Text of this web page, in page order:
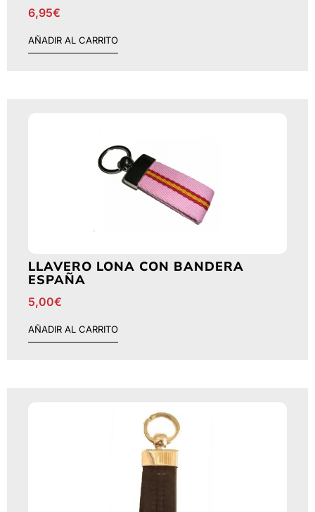
6,95€
AÑADIR AL CARRITO
LLAVERO LONA CON BANDERA
ESPAÑA
5,00€
AÑADIR AL CARRITO